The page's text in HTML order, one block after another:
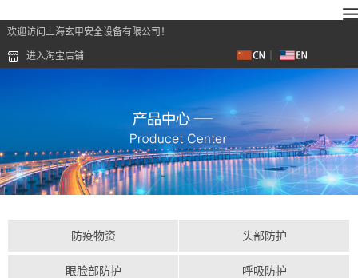
欢迎访问上海玄甲安全设备有限公司！
进入淘宝店铺
防疫物资 头部防护
眼脸部防护 呼吸防护